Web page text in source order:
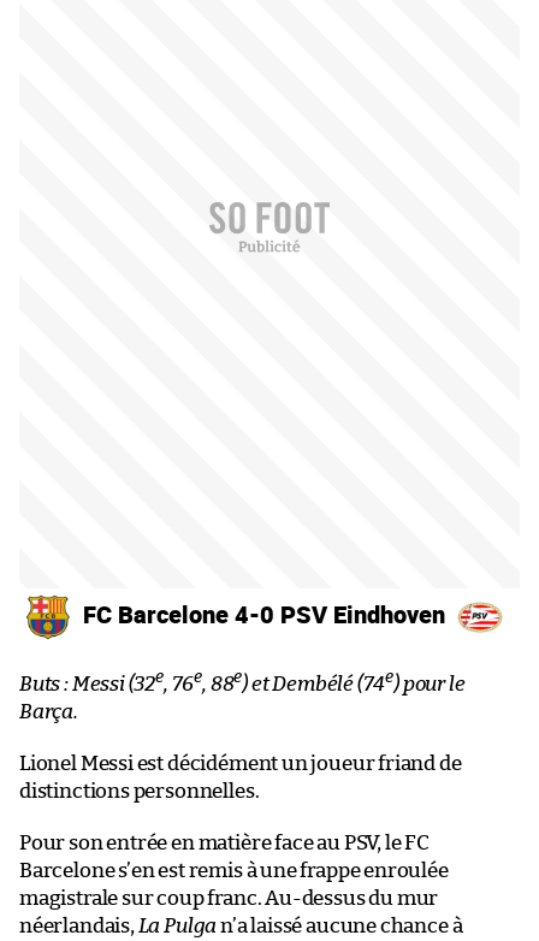
FC Barcelone 4-0 PSV Eindhoven
Buts : Messi (32e, 76e, 88e) et Dembélé (74e) pour le
Barça.
Lionel Messi est décidément un joueur friand de
distinctions personnelles.
Pour son entrée en matière face au PSV, le FC
Barcelone s’en est remis à une frappe enroulée
magistrale sur coup franc. Au-dessus du mur
néerlandais, La Pulga n’a laissé aucune chance à